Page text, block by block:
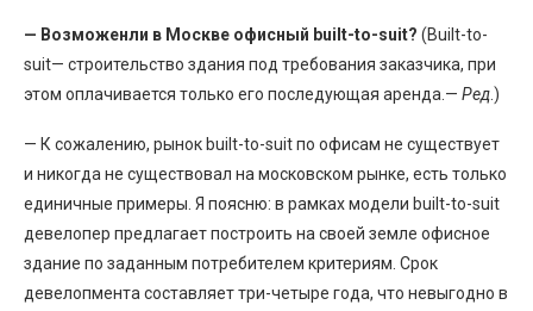
— Возможенли в Москве офисный built-to-suit? (Built-to-
suit— строительство здания под требования заказчика, при
этом оплачивается только его последующая аренда.— Ред.)
— К сожалению, рынок built-to-suit по офисам не существует
и никогда не существовал на московском рынке, есть только
единичные примеры. Я поясню: в рамках модели built-to-suit
девелопер предлагает построить на своей земле офисное
здание по заданным потребителем критериям. Срок
девелопмента составляет три-четыре года, что невыгодно в